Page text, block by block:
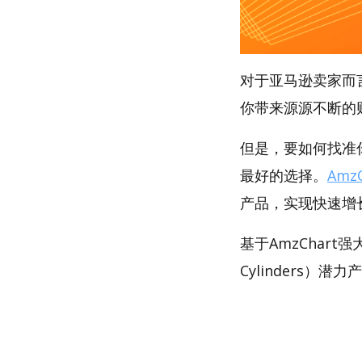
对于亚马逊卖家
你带来源源不断的
但是，要如何找准
最好的选择。
产品，实现快速增
基于AmzChart强
Cylinders）潜力